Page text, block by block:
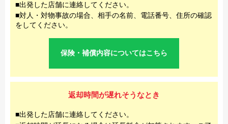
■出発した店舗に連絡してください。
■対人・対物事故の場合、相手の名前、電話番号、住所の確認
をしてください。
保険・補償内容についてはこちら
返却時間が遅れそうなとき
■出発した店舗に連絡してください。